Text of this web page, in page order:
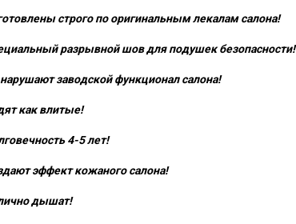
строго по оригинальным лекалам салона!
разрывной шов для подушек безопасности!
заводской функционал салона!
как влитые!
4-5 лет!
эффект кожаного салона!
дышат!